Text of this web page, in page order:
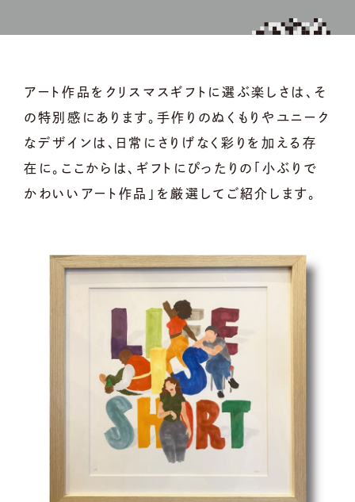
アート作品をクリスマスギフトに選ぶ楽しさは、そ
の特別感にあります。手作りのぬくもりやユニーク
なデザインは、日常にさりげなく彩りを加える存
在に。ここからは、ギフトにぴったりの「小ぶりで
かわいいアート作品」を厳選してご紹介します。